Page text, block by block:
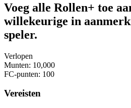
Voeg alle Rollen+ toe
willekeurige in
speler.
Verlopen
Munten: 10,000
FC-punten: 100
Vereisten